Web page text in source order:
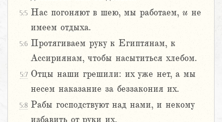
5:5 Нас погоняют в шею, мы работаем, и не
имеем отдыха.
5:6 Протягиваем руку к Египтянам, к
Ассириянам, чтобы насытиться хлебом.
5:7 Отцы наши грешили: их уже нет, а мы
несем наказание за беззакония их.
5:8 Рабы господствуют над нами, и некому
избавить от руки их.